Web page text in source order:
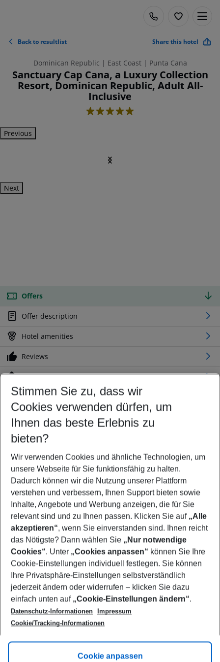
Back to resultlist Share this hotel
Dominican Republic | East Coast | Punta Cana
Sanctuary Cap Cana, a Luxury Collection
Resort, Dominican Republic, Adult All-
Inclusive
5
Previous
Next
Offers
Offer description
Hotel amenities
Reviews
Location
Customize your offer
Find the perfect deal which suits your best
Your departure airport
Any airport
Select your date range
11/08/26–09/08/27 5-8 nights
Who will travel
2 adults No children
Show more filter
Footer
Footer navigation
Title A
Link A
Stimmen Sie zu, dass wir
Cookies verwenden dürfen, um
Ihnen das beste Erlebnis zu
bieten?
Wir verwenden Cookies und ähnliche Technologien, um
unsere Webseite für Sie funktionsfähig zu halten.
Dadurch können wir die Nutzung unserer Plattform
verstehen und verbessern, Ihnen Support bieten sowie
Inhalte, Angebote und Werbung anzeigen, die für Sie
relevant sind und zu Ihnen passen. Klicken Sie auf „Alle
akzeptieren“, wenn Sie einverstanden sind. Ihnen reicht
das Nötigste? Dann wählen Sie „Nur notwendige
Cookies“. Unter „Cookies anpassen“ können Sie Ihre
Cookie-Einstellungen individuell festlegen. Sie können
Ihre Privatsphäre-Einstellungen selbstverständlich
jederzeit ändern oder widerrufen – klicken Sie dazu
einfach unten auf „Cookie-Einstellungen ändern“.
Datenschutz-Informationen
Impressum
Cookie/Tracking-Informationen
Cookie anpassen